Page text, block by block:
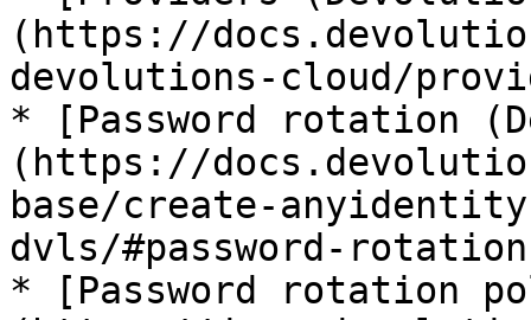
(https://
devolutions-cloud/
* [Password rotation
(https://
base/create-
dvls/#password-
* [Password rotation